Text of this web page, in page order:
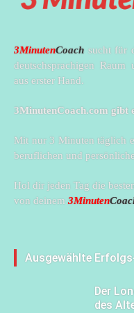
3MinutenCoach sucht für
deutschsprachigen
aus erster Hand.
3MinutenCoach.com gibt
Mit nur 3 Minuten täglich
beruflichen und
Hol dir jeden Tag die
von deinem 3Minuten
Ausgewählte
Der
des